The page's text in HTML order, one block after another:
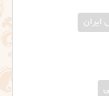
ایران